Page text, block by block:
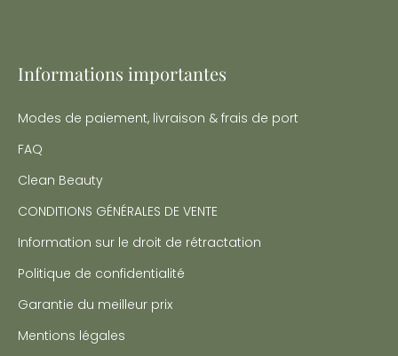
Informations importantes
Modes de paiement, livraison & frais de port
FAQ
Clean Beauty
CONDITIONS GÉNÉRALES DE VENTE
Information sur le droit de rétractation
Politique de confidentialité
Garantie du meilleur prix
Mentions légales